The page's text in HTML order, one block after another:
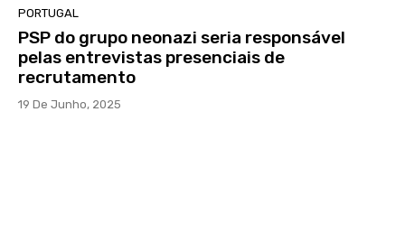
PORTUGAL
PSP do grupo neonazi seria responsável
pelas entrevistas presenciais de
recrutamento
19 De Junho, 2025